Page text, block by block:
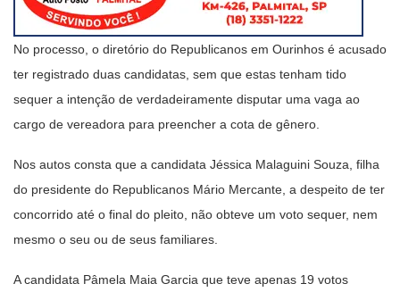
No processo, o diretório do Republicanos em Ourinhos é acusado
ter registrado duas candidatas, sem que estas tenham tido
sequer a intenção de verdadeiramente disputar uma vaga ao
cargo de vereadora para preencher a cota de gênero.
Nos autos consta que a candidata Jéssica Malaguini Souza, filha
do presidente do Republicanos Mário Mercante, a despeito de ter
concorrido até o final do pleito, não obteve um voto sequer, nem
mesmo o seu ou de seus familiares.
A candidata Pâmela Maia Garcia que teve apenas 19 votos